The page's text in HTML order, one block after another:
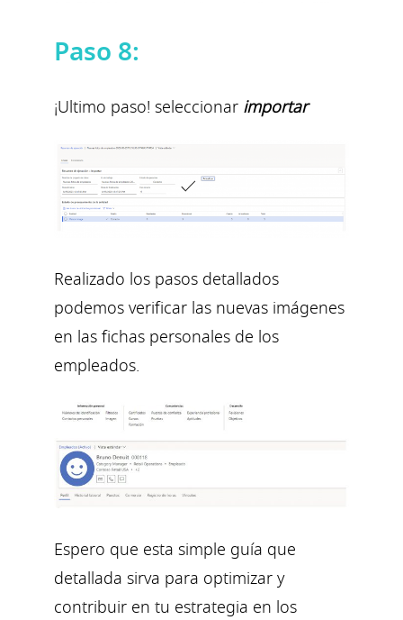
Paso 8:
¡Ultimo paso! seleccionar importar
Realizado los pasos detallados
podemos verificar las nuevas imágenes
en las fichas personales de los
empleados.
Espero que esta simple guía que
detallada sirva para optimizar y
contribuir en tu estrategia en los